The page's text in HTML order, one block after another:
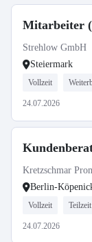
Mitarbeiter
Strehlow GmbH
Steiermark
Vollzeit
24.07.2026
Kretzschmar
Berlin-
Vollzeit Teilzeit
24.07.2026